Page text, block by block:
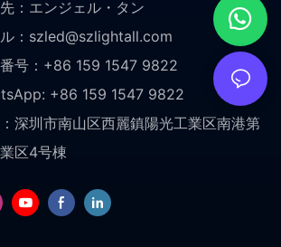
：エンジェル・タン
： szled@szlightall.com
号：+86 159 1547 9822
+86 159 1547 9822
深圳市南山区西麗鎮陽光工業区南港第
区4号棟